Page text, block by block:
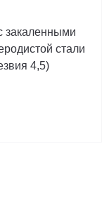
стали
4,5)